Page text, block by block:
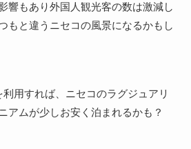
響もあり外国人観光客の数は激減し
もと違うニセコの風景になるかもし
利用すれば、ニセコのラグジュアリ
アムが少しお安く泊まれるかも？